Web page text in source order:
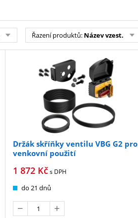
Řazení produktů: Název vzest.
Držák skříňky ventilu VBG G2 pro
venkovní použití
1 872Kčs DPH
do 21 dnů